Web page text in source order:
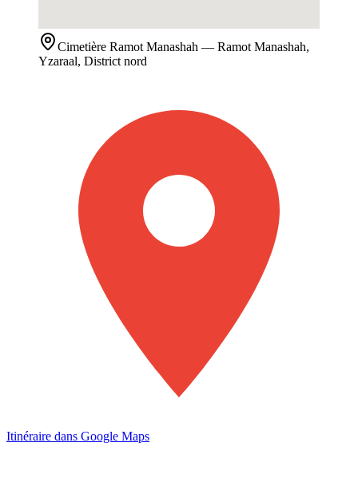
Cimetière Ramot Manashah — Ramot Manashah,
Yzaraal, District nord
Itinéraire dans Google Maps